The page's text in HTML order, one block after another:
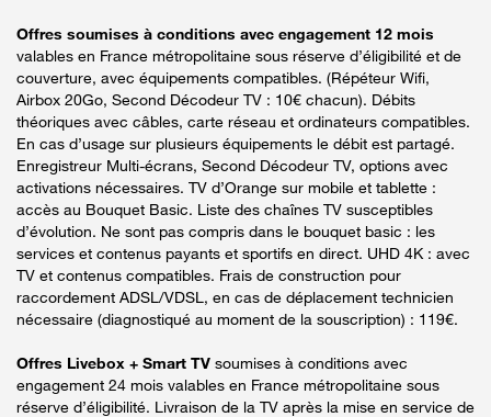
Offres soumises à conditions avec engagement 12 mois
valables en France métropolitaine sous réserve d’éligibilité et de
couverture, avec équipements compatibles. (Répéteur Wifi,
Airbox 20Go, Second Décodeur TV : 10€ chacun). Débits
théoriques avec câbles, carte réseau et ordinateurs compatibles.
En cas d’usage sur plusieurs équipements le débit est partagé.
Enregistreur Multi-écrans, Second Décodeur TV, options avec
activations nécessaires. TV d’Orange sur mobile et tablette :
accès au Bouquet Basic. Liste des chaînes TV susceptibles
d’évolution. Ne sont pas compris dans le bouquet basic : les
services et contenus payants et sportifs en direct. UHD 4K : avec
TV et contenus compatibles. Frais de construction pour
raccordement ADSL/VDSL, en cas de déplacement technicien
nécessaire (diagnostiqué au moment de la souscription) : 119€.
Offres Livebox + Smart TV soumises à conditions avec
engagement 24 mois valables en France métropolitaine sous
réserve d’éligibilité. Livraison de la TV après la mise en service de